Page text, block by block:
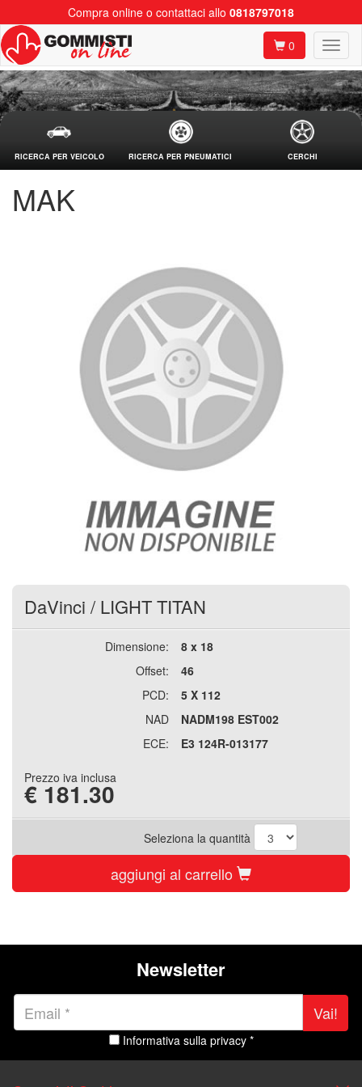
Compra online o contattaci allo 0818797018
0
RICERCA PER VEICOLO RICERCA PER PNEUMATICI CERCHI
MAK
DaVinci / LIGHT TITAN
Dimensione:
8 x 18
Offset:
46
PCD:
5 X 112
NAD
NADM198 EST002
ECE:
E3 124R-013177
Prezzo iva inclusa
€ 181.30
Seleziona la quantità
aggiungi al carrello
Newsletter
Vai!
Informativa sulla privacy *